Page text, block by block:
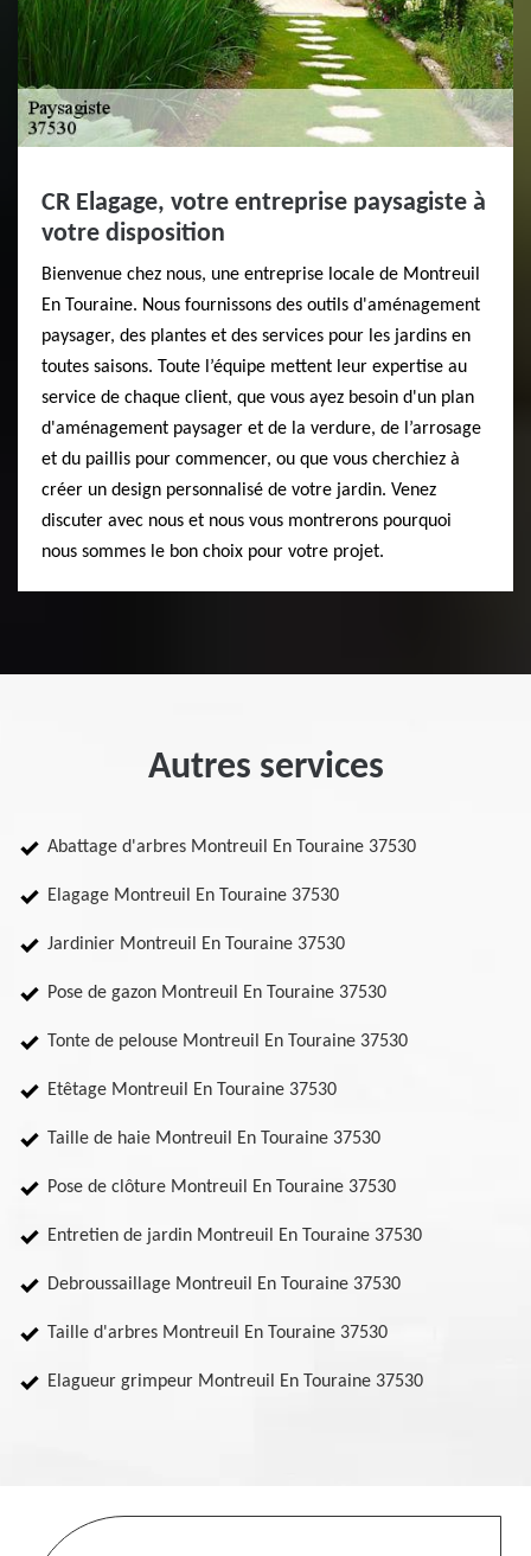
CR Elagage, votre entreprise paysagiste à
votre disposition
Bienvenue chez nous, une entreprise locale de Montreuil
En Touraine. Nous fournissons des outils d'aménagement
paysager, des plantes et des services pour les jardins en
toutes saisons. Toute l’équipe mettent leur expertise au
service de chaque client, que vous ayez besoin d'un plan
d'aménagement paysager et de la verdure, de l’arrosage
et du paillis pour commencer, ou que vous cherchiez à
créer un design personnalisé de votre jardin. Venez
discuter avec nous et nous vous montrerons pourquoi
nous sommes le bon choix pour votre projet.
Autres services
Abattage d'arbres Montreuil En Touraine 37530
Elagage Montreuil En Touraine 37530
Jardinier Montreuil En Touraine 37530
Pose de gazon Montreuil En Touraine 37530
Tonte de pelouse Montreuil En Touraine 37530
Etêtage Montreuil En Touraine 37530
Taille de haie Montreuil En Touraine 37530
Pose de clôture Montreuil En Touraine 37530
Entretien de jardin Montreuil En Touraine 37530
Debroussaillage Montreuil En Touraine 37530
Taille d'arbres Montreuil En Touraine 37530
Elagueur grimpeur Montreuil En Touraine 37530